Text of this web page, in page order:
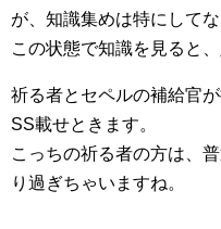
が、知識集めは特にしてな
この状態で知識を見ると
祈る者とセペルの補給官
SS載せときます。
こっちの祈る者の方は、
り過ぎちゃいますね。